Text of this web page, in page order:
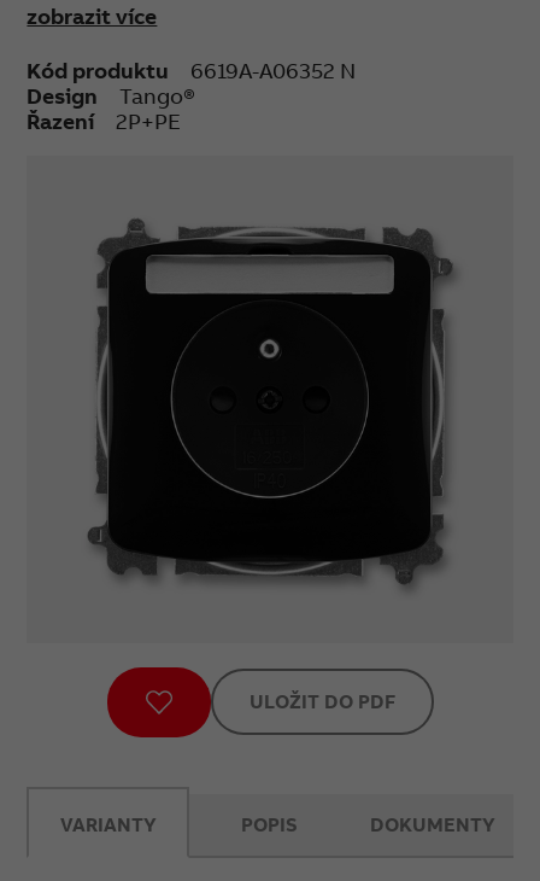
zobrazit více
Kód produktu
6619A-A06352 N
Design
Tango®
Řazení
2P+PE
ULOŽIT DO PDF
VARIANTY POPIS DOKUMENTY